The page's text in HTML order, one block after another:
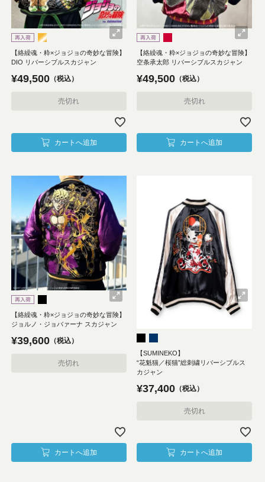
【絡繰魂・粋×ジョジョの奇妙な冒険】
DIO リバーシブルスカジャン
¥49,500 税込
売切れ
カートへ追加
【絡繰魂・粋×ジョジョの奇妙な冒険】
空条承太郎 リバーシブルスカジャン
¥49,500 税込
売切れ
カートへ追加
【絡繰魂・粋×ジョジョの奇妙な冒険】
ジョルノ・ジョバァーナ スカジャン
¥39,600 税込
売切れ
カートへ追加
【SUMINEKO】
“花魁猫／桜猫”総刺繍リバーシブルス
カジャン
¥37,400 税込
売切れ
カートへ追加